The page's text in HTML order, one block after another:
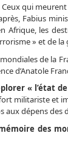
Ceux qui
Fabius
Afrique, les
» et de
de la
d’Anatole
« l’état
militariste et
aux dépens
des